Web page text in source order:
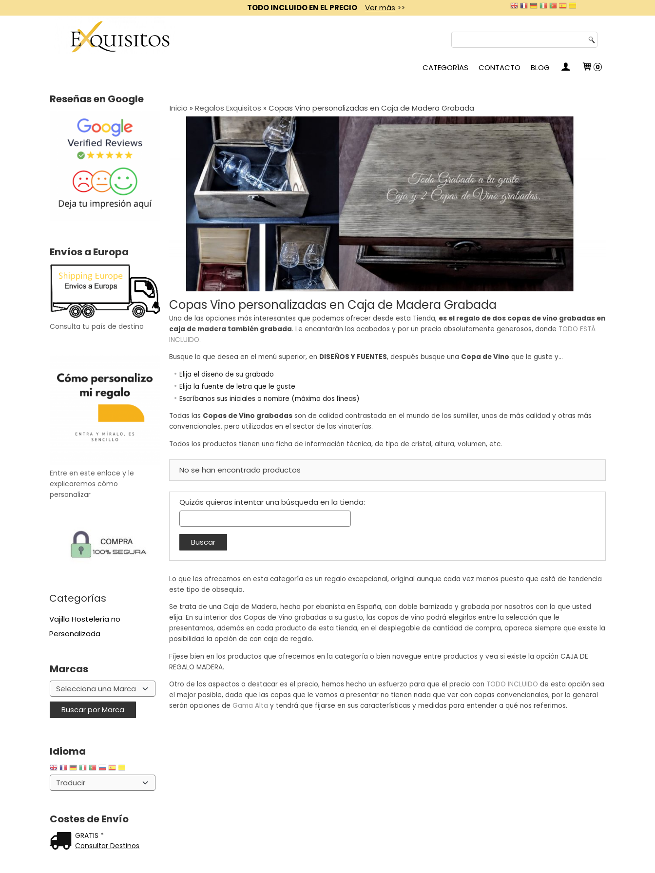
TODO INCLUIDO EN EL PRECIO Ver más >>
CATEGORÍAS CONTACTO BLOG 0
Reseñas en Google
Envíos a Europa
Consulta tu país de destino
Entre en este enlace y le
explicaremos cómo
personalizar
Categorías
Vajilla Hostelería no
Personalizada
Marcas
Idioma
Costes de Envío
GRATIS *
Consultar Destinos
Inicio » Regalos Exquisitos » Copas Vino personalizadas en Caja de Madera Grabada
Copas Vino personalizadas en Caja de Madera Grabada
Una de las opciones más interesantes que podemos ofrecer desde esta Tienda, es el regalo de dos copas de vino grabadas en
caja de madera también grabada. Le encantarán los acabados y por un precio absolutamente generosos, donde TODO ESTÁ
INCLUIDO.
Busque lo que desea en el menú superior, en DISEÑOS Y FUENTES, después busque una Copa de Vino que le guste y...
Elija el diseño de su grabado
Elija la fuente de letra que le guste
Escríbanos sus iniciales o nombre (máximo dos líneas)
Todas las Copas de Vino grabadasson de calidad contrastada en el mundo de los sumiller, unas de más calidad y otras más
convencionales, pero utilizadas en el sector de las vinaterías.
Todos los productos tienen una ficha de información técnica, de tipo de cristal, altura, volumen, etc.
No se han encontrado productos
Quizás quieras intentar una búsqueda en la tienda:
Lo que les ofrecemos en esta categoría es un regalo excepcional, original aunque cada vez menos puesto que está de tendencia
este tipo de obsequio.
Se trata de una Caja de Madera, hecha por ebanista en España, con doble barnizado y grabada por nosotros con lo que usted
elija. En su interior dos Copas de Vino grabadas a su gusto, las copas de vino podrá elegirlas entre la selección que le
presentamos, además en cada producto de esta tienda, en el desplegable de cantidad de compra, aparece siempre que existe la
posibilidad la opción de con caja de regalo.
Fíjese bien en los productos que ofrecemos en la categoría o bien navegue entre productos y vea si existe la opción CAJA DE
REGALO MADERA.
Otro de los aspectos a destacar es el precio, hemos hecho un esfuerzo para que el precio con TODO INCLUIDO de esta opción sea
el mejor posible, dado que las copas que le vamos a presentar no tienen nada que ver con copas convencionales, por lo general
serán opciones de Gama Alta y tendrá que fijarse en sus características y medidas para entender a qué nos referimos.